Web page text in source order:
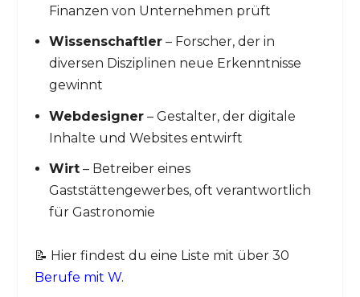
Finanzen von Unternehmen prüft
Wissenschaftler– Forscher, der in
diversen Disziplinen neue Erkenntnisse
gewinnt
Webdesigner– Gestalter, der digitale
Inhalte und Websites entwirft
Wirt– Betreiber eines
Gaststättengewerbes, oft verantwortlich
für Gastronomie
📝 Hier findest du eine Liste mit über 30
Berufe mit W.